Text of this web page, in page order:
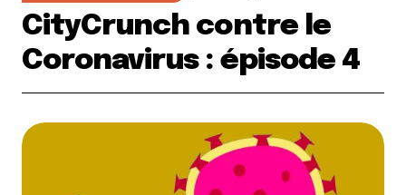
CityCrunch contre le
Coronavirus : épisode 4